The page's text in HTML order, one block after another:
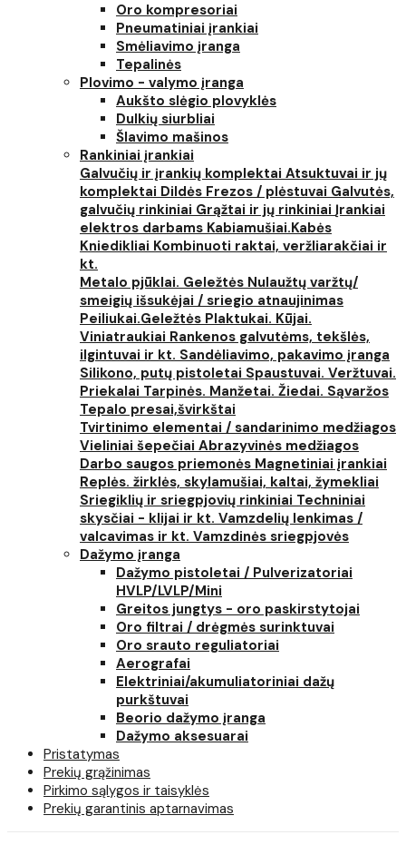
Oro kompresoriai
Pneumatiniai įrankiai
Smėliavimo įranga
Tepalinės
Plovimo - valymo įranga
Aukšto slėgio plovyklės
Dulkių siurbliai
Šlavimo mašinos
Rankiniai įrankiai
Galvučių ir įrankių komplektai Atsuktuvai ir jų
komplektai Dildės Frezos / plėstuvai Galvutės,
galvučių rinkiniai Grąžtai ir jų rinkiniai Įrankiai
elektros darbams Kabiamušiai.Kabės
Kniedikliai Kombinuoti raktai, veržliarakčiai ir
kt.
Metalo pjūklai. Geležtės Nulaužtų varžtų/
smeigių išsukėjai / sriegio atnaujinimas
Peiliukai.Geležtės Plaktukai. Kūjai.
Viniatraukiai Rankenos galvutėms, tekšlės,
ilgintuvai ir kt. Sandėliavimo, pakavimo įranga
Silikono, putų pistoletai Spaustuvai. Veržtuvai.
Priekalai Tarpinės. Manžetai. Žiedai. Sąvaržos
Tepalo presai,švirkštai
Tvirtinimo elementai / sandarinimo medžiagos
Vieliniai šepečiai Abrazyvinės medžiagos
Darbo saugos priemonės Magnetiniai įrankiai
Replės. žirklės, skylamušiai, kaltai, žymekliai
Sriegiklių ir sriegpjovių rinkiniai Techniniai
skysčiai - klijai ir kt. Vamzdelių lenkimas /
valcavimas ir kt. Vamzdinės sriegpjovės
Dažymo įranga
Dažymo pistoletai / Pulverizatoriai
HVLP/LVLP/Mini
Greitos jungtys - oro paskirstytojai
Oro filtrai / drėgmės surinktuvai
Oro srauto reguliatoriai
Aerografai
Elektriniai/akumuliatoriniai dažų
purkštuvai
Beorio dažymo įranga
Dažymo aksesuarai
Pristatymas
Prekių grąžinimas
Pirkimo sąlygos ir taisyklės
Prekių garantinis aptarnavimas